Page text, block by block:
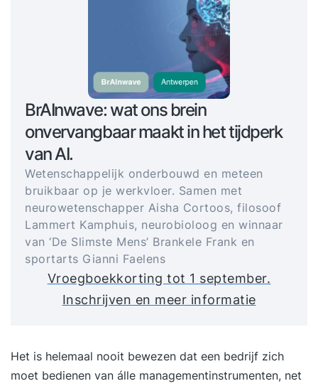
BrAInwave: wat ons brein
onvervangbaar maakt in het tijdperk
van AI.
Wetenschappelijk onderbouwd en meteen
bruikbaar op je werkvloer. Samen met
neurowetenschapper Aisha Cortoos, filosoof
Lammert Kamphuis, neurobioloog en winnaar
van ‘De Slimste Mens’ Brankele Frank en
sportarts Gianni Faelens
Vroegboekkorting tot 1 september.
Inschrijven en meer informatie
Het is helemaal nooit bewezen dat een bedrijf zich
moet bedienen van álle managementinstrumenten, net